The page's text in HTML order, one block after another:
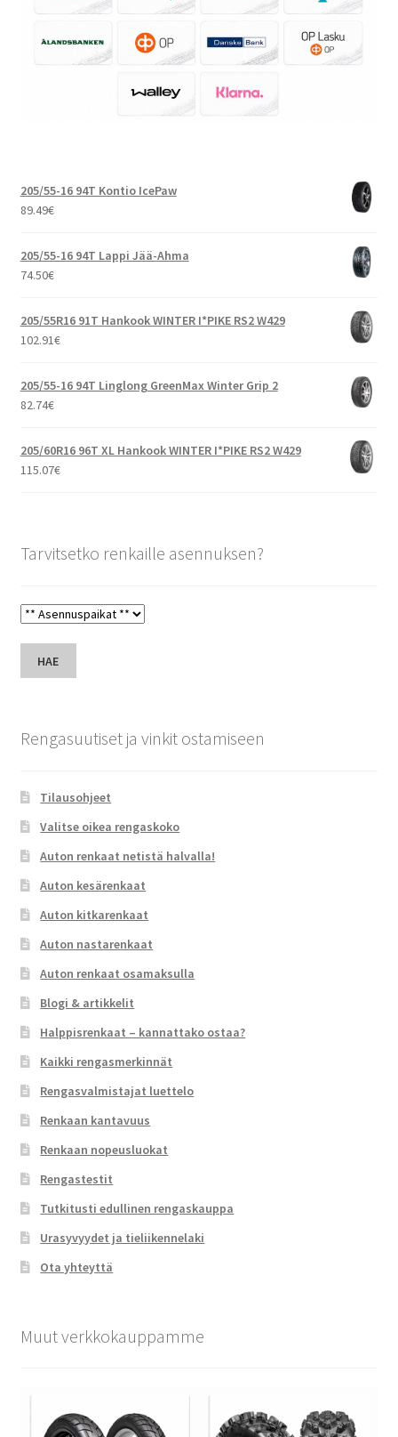
205/55-16 94T Kontio IcePaw
89.49€
205/55-16 94T Lappi Jää-Ahma
74.50€
205/55R16 91T Hankook WINTER I*PIKE RS2 W429
102.91€
205/55-16 94T Linglong GreenMax Winter Grip 2
82.74€
205/60R16 96T XL Hankook WINTER I*PIKE RS2 W429
115.07€
Tarvitsetko renkaille asennuksen?
HAE
Rengasuutiset ja vinkit ostamiseen
Tilausohjeet
Valitse oikea rengaskoko
Auton renkaat netistä halvalla!
Auton kesärenkaat
Auton kitkarenkaat
Auton nastarenkaat
Auton renkaat osamaksulla
Blogi & artikkelit
Halppisrenkaat – kannattako ostaa?
Kaikki rengasmerkinnät
Rengasvalmistajat luettelo
Renkaan kantavuus
Renkaan nopeusluokat
Rengastestit
Tutkitusti edullinen rengaskauppa
Urasyvyydet ja tieliikennelaki
Ota yhteyttä
Muut verkkokauppamme